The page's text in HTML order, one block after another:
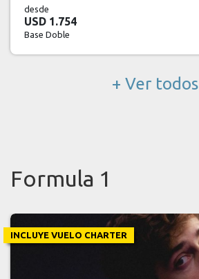
desde
USD 1.754
Base Doble
+ Ver todos
Formula 1
INCLUYE VUELO CHARTER